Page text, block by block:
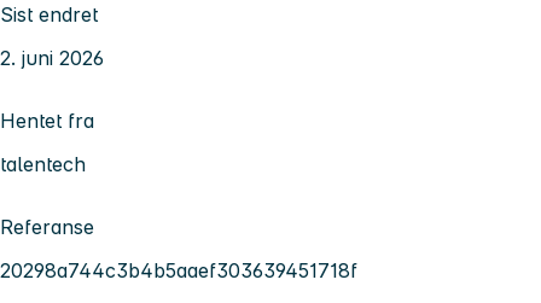
Sist endret
2. juni 2026
Hentet fra
talentech
Referanse
20298a744c3b4b5aaef303639451718f